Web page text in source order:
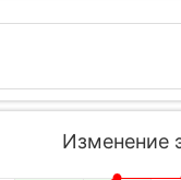
Изменение